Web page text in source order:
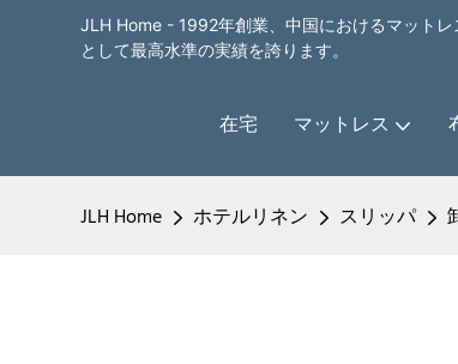
JLH Home - 1992年創業、中国におけるマット
として最高水準の実績を誇ります。
在宅 マットレス
JLH Home ホテルリネン スリッパ